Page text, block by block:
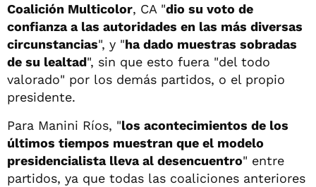
Coalición Multicolor, CA "dio su voto de
confianza a las autoridades en las más diversas
circunstancias", y "ha dado muestras sobradas
de su lealtad", sin que esto fuera "del todo
valorado" por los demás partidos, o el propio
presidente.
Para Manini Ríos, "los acontecimientos de los
últimos tiempos muestran que el modelo
presidencialista lleva al desencuentro" entre
partidos, ya que todas las coaliciones anteriores